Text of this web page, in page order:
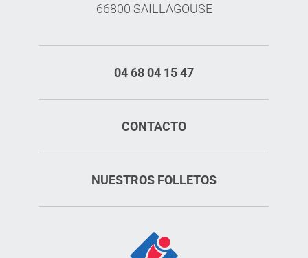
66800 SAILLAGOUSE
04 68 04 15 47
CONTACTO
NUESTROS FOLLETOS